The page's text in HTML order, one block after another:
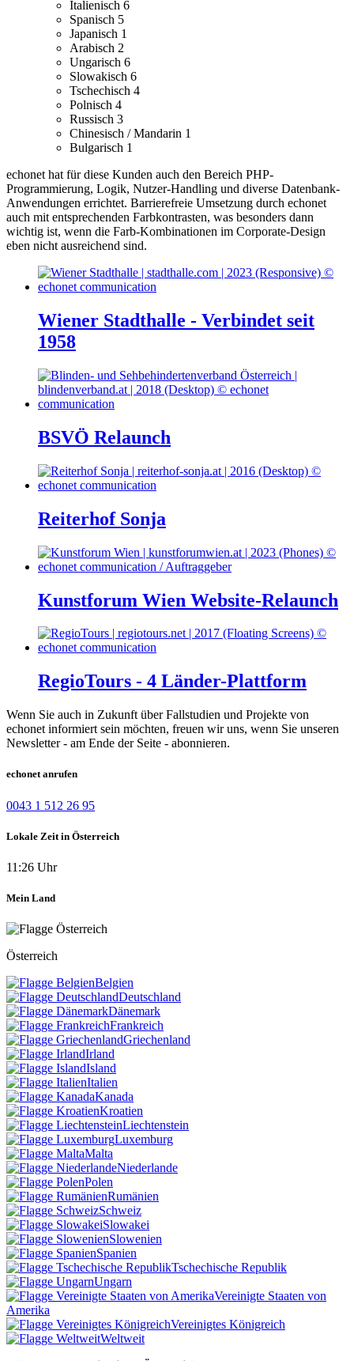
Italienisch 6
Spanisch 5
Japanisch 1
Arabisch 2
Ungarisch 6
Slowakisch 6
Tschechisch 4
Polnisch 4
Russisch 3
Chinesisch / Mandarin 1
Bulgarisch 1
echonet hat für diese Kunden auch den Bereich PHP-
Programmierung, Logik, Nutzer-Handling und diverse Datenbank-
Anwendungen errichtet. Barrierefreie Umsetzung durch echonet
auch mit entsprechenden Farbkontrasten, was besonders dann
wichtig ist, wenn die Farb-Kombinationen im Corporate-Design
eben nicht ausreichend sind.
Wiener Stadthalle - Verbindet seit
1958
BSVÖ Relaunch
Reiterhof Sonja
Kunstforum Wien Website-Relaunch
RegioTours - 4 Länder-Plattform
Wenn Sie auch in Zukunft über Fallstudien und Projekte von
echonet informiert sein möchten, freuen wir uns, wenn Sie unseren
Newsletter - am Ende der Seite - abonnieren.
echonet anrufen
0043 1 512 26 95
Lokale Zeit in Österreich
11:26 Uhr
Mein Land
Österreich
Belgien
Deutschland
Dänemark
Frankreich
Griechenland
Irland
Island
Italien
Kanada
Kroatien
Liechtenstein
Luxemburg
Malta
Niederlande
Polen
Rumänien
Schweiz
Slowakei
Slowenien
Spanien
Tschechische Republik
Ungarn
Vereinigte Staaten von
Amerika
Vereinigtes Königreich
Weltweit